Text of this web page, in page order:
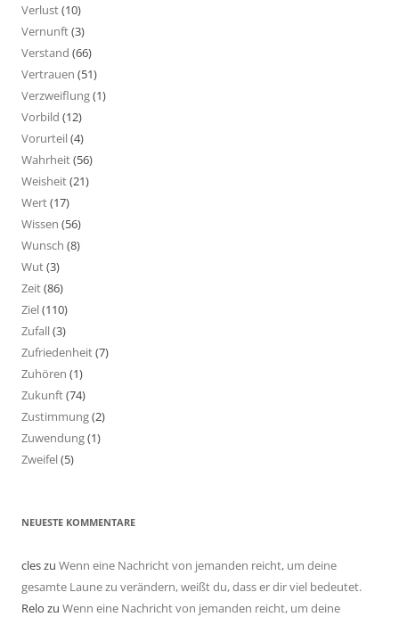
Verlust(10)
Vernunft(3)
Verstand (66)
Vertrauen (51)
Verzweiflung(1)
Vorbild (12)
Vorurteil(4)
Wahrheit(56)
Weisheit(21)
Wert(17)
Wissen (56)
Wunsch (8)
Wut(3)
Zeit(86)
Ziel(110)
Zufall(3)
Zufriedenheit(7)
Zuhören (1)
Zukunft(74)
Zustimmung(2)
Zuwendung(1)
Zweifel(5)
NEUESTE KOMMENTARE
cleszu Wenn eine Nachricht von jemanden reicht, um deine
gesamte Laune zu verändern, weißt du, dass er dir viel bedeutet.
Relo zu Wenn eine Nachricht von jemanden reicht, um deine